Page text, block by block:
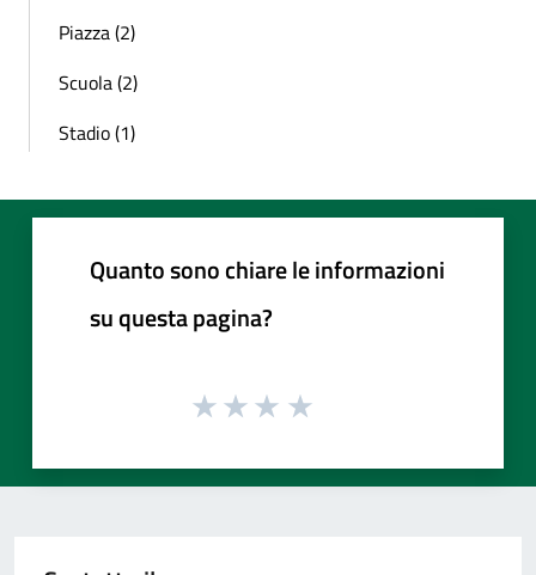
Piazza (2)
Scuola (2)
Stadio (1)
Quanto sono chiare le informazioni
su questa pagina?